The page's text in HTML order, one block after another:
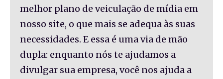
melhor plano de veiculação de mídia em
nosso site, o que mais se adequa às suas
necessidades. E essa é uma via de mão
dupla: enquanto nós te ajudamos a
divulgar sua empresa, você nos ajuda a